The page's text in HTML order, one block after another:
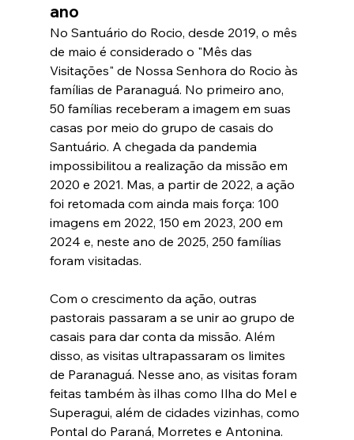
ano
No Santuário do Rocio, desde 2019, o mês
de maio é considerado o "Mês das
Visitações" de Nossa Senhora do Rocio às
famílias de Paranaguá. No primeiro ano,
50 famílias receberam a imagem em suas
casas por meio do grupo de casais do
Santuário. A chegada da pandemia
impossibilitou a realização da missão em
2020 e 2021. Mas, a partir de 2022, a ação
foi retomada com ainda mais força: 100
imagens em 2022, 150 em 2023, 200 em
2024 e, neste ano de 2025, 250 famílias
foram visitadas.
Com o crescimento da ação, outras
pastorais passaram a se unir ao grupo de
casais para dar conta da missão. Além
disso, as visitas ultrapassaram os limites
de Paranaguá. Nesse ano, as visitas foram
feitas também às ilhas como Ilha do Mel e
Superagui, além de cidades vizinhas, como
Pontal do Paraná, Morretes e Antonina.